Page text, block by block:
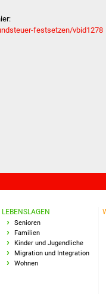
festsetzen/vbid1278
LEBENSLAGEN
Senioren
Familien
Kinder und Jugendliche
Migration und Integration
Wohnen